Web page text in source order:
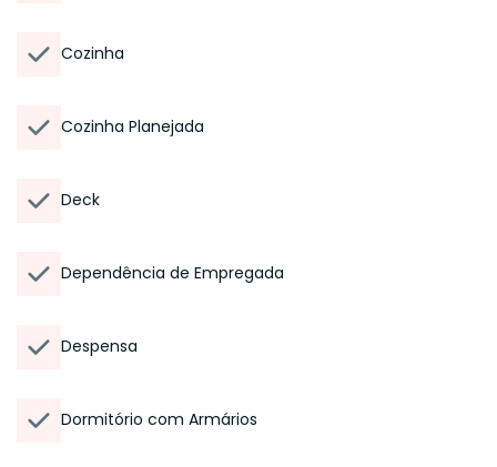
Cozinha
Cozinha Planejada
Deck
Dependência de Empregada
Despensa
Dormitório com Armários